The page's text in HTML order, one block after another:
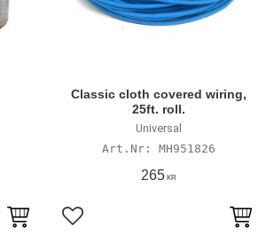
Classic cloth covered wiring,
25ft. roll.
Universal
MH951826
265KR
Lägg till i favoriter